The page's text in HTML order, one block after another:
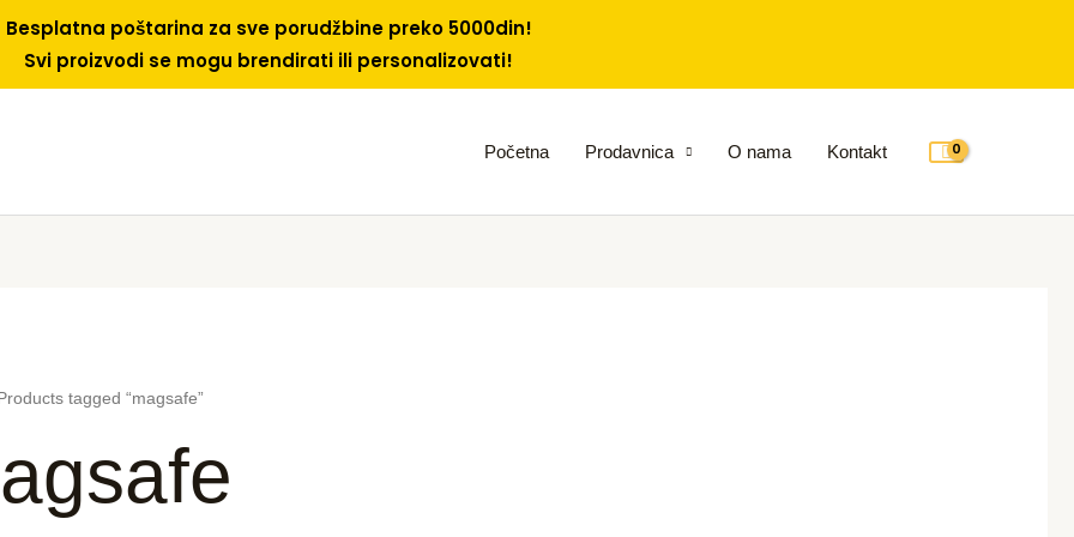
Besplatna poštarina za sve porudžbine preko 5000din!
Svi proizvodi se mogu brendirati ili personalizovati!
Početna Prodavnica O nama Kontakt
tagged “magsafe”